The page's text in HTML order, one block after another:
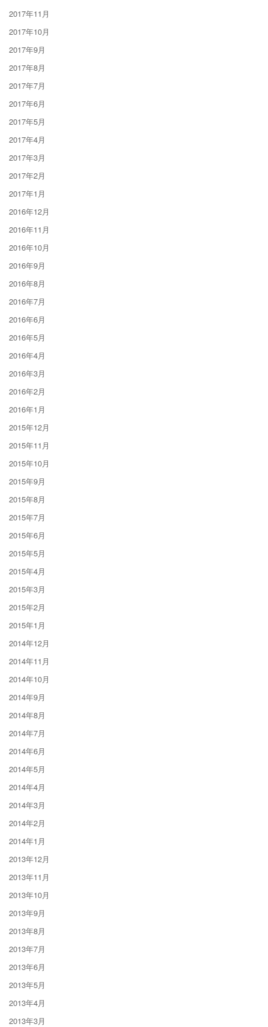
2017年11月
2017年10月
2017年9月
2017年8月
2017年7月
2017年6月
2017年5月
2017年4月
2017年3月
2017年2月
2017年1月
2016年12月
2016年11月
2016年10月
2016年9月
2016年8月
2016年7月
2016年6月
2016年5月
2016年4月
2016年3月
2016年2月
2016年1月
2015年12月
2015年11月
2015年10月
2015年9月
2015年8月
2015年7月
2015年6月
2015年5月
2015年4月
2015年3月
2015年2月
2015年1月
2014年12月
2014年11月
2014年10月
2014年9月
2014年8月
2014年7月
2014年6月
2014年5月
2014年4月
2014年3月
2014年2月
2014年1月
2013年12月
2013年11月
2013年10月
2013年9月
2013年8月
2013年7月
2013年6月
2013年5月
2013年4月
2013年3月